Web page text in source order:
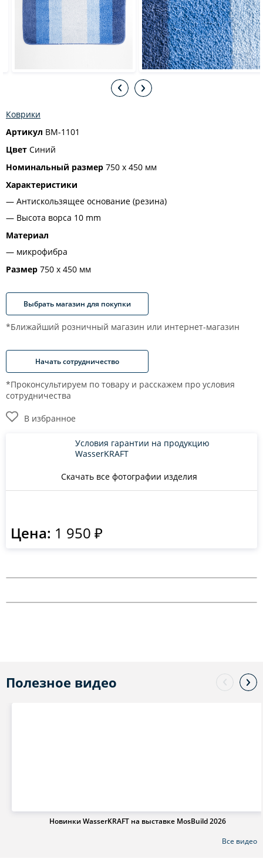
Коврики
Артикул BM-1101
Цвет Синий
Номинальный размер 750 х 450 мм
Характеристики
Антискользящее основание (резина)
Высота ворса 10 mm
Материал
микрофибра
Размер 750 х 450 мм
Выбрать магазин для покупки
*Ближайший розничный магазин или интернет-магазин
Начать сотрудничество
*Проконсультируем по товару и расскажем про условия
сотрудничества
В избранное
Скачать все фотографии изделия
Условия гарантии на продукцию
WasserKRAFT
Цена: 1 950 ₽
Полезное видео
Новинки WasserKRAFT на выставке MosBuild 2026
Все видео